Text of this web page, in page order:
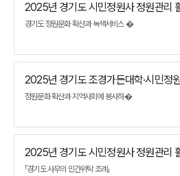
2025년 경기도 시민정원사 정원관리
경기도 정원문화 확산과 녹색서비스 �
정원문화 확산과 지역사회에 봉사하�
2025년 경기도 시민정원사 정원관리
「경기도 사무의 민간위탁 조례」